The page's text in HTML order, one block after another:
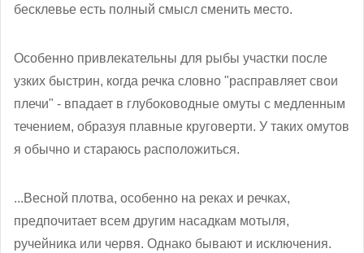
бесклевье есть полный смысл сменить место.
Особенно привлекательны для рыбы участки после
узких быстрин, когда речка словно "расправляет свои
плечи" - впадает в глубоководные омуты с медленным
течением, образуя плавные круговерти. У таких омутов
я обычно и стараюсь расположиться.
...Весной плотва, особенно на реках и речках,
предпочитает всем другим насадкам мотыля,
ручейника или червя. Однако бывают и исключения.